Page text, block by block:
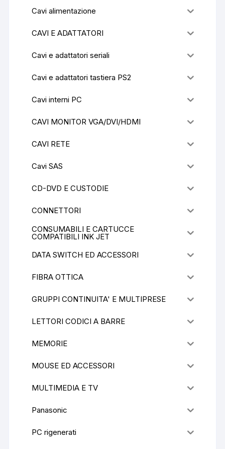
Cavi alimentazione
CAVI E ADATTATORI
Cavi e adattatori seriali
Cavi e adattatori tastiera PS2
Cavi interni PC
CAVI MONITOR VGA/DVI/HDMI
CAVI RETE
Cavi SAS
CD-DVD E CUSTODIE
CONNETTORI
CONSUMABILI E CARTUCCE
COMPATIBILI INK JET
DATA SWITCH ED ACCESSORI
FIBRA OTTICA
GRUPPI CONTINUITA' E MULTIPRESE
LETTORI CODICI A BARRE
MEMORIE
MOUSE ED ACCESSORI
MULTIMEDIA E TV
Panasonic
PC rigenerati